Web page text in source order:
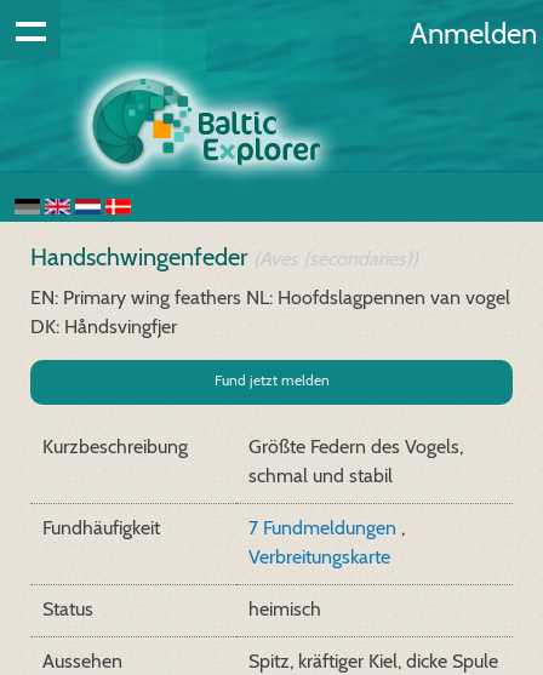
Anmelden
Handschwingenfeder (Aves (secondaries))
EN: Primary wing feathers NL: Hoofdslagpennen van vogel
DK: Håndsvingfjer
Fund jetzt melden
Kurzbeschreibung
Größte Federn des Vogels,
schmal und stabil
Fundhäufigkeit 7 Fundmeldungen ,
Verbreitungskarte
Status heimisch
Aussehen Spitz, kräftiger Kiel, dicke Spule